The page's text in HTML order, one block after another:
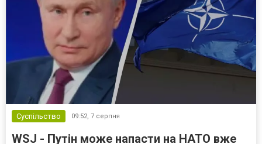
Суспільство 09:52, 7 серпня
WSJ - Путін може напасти на НАТО вже